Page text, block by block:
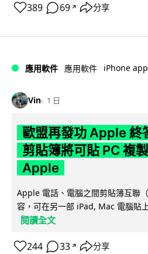
389 69 ↗ 分享
應用軟件 應用軟件 iPhone app
Vin 1 日
歐盟再發功 Apple 終
剪貼簿將可貼 PC 複
Apple
Apple 電話、電腦之間剪貼簿互聯
容，可在另一部 iPad, Mac 電腦貼
閱讀全文
244 33 ↗ 分享